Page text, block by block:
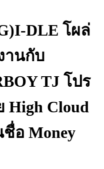
DLE โผล่
านกับ
TJ โปร
High Cloud
อ Money